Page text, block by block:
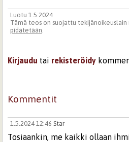
Luotu 1.5.2024
Tämä teos on suojattu tekijänoikeuslain
pidätetään.
Kirjaudu tai rekisteröidy
Kommentit
1.5.2024 12:46 Star
Tosiaankin, me kaikki ollaan